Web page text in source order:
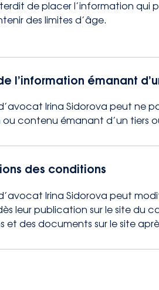
de placer l’information
des limites d’âge.
l’information émanant
Irina Sidorova peut ne
contenu émanant d’un tiers
des conditions
Irina Sidorova peut
leur publication sur le site du
et des documents sur le site